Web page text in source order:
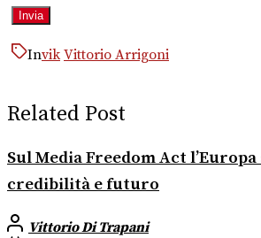
Invik Vittorio Arrigoni
Related Post
Sul Media Freedom Act
credibilità e futuro
Vittorio Di Trapani